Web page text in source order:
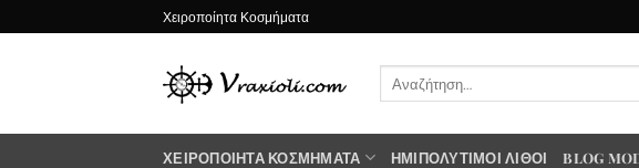
στο
Χειροποίητα Κοσμήματα
ΧΕΙΡΟΠΟΊΗΤΑ ΚΟΣΜΉΜΑΤΑ ΗΜΙΠΟΛΎΤΙΜΟΙ ΛΊΘΟΙ BLOG